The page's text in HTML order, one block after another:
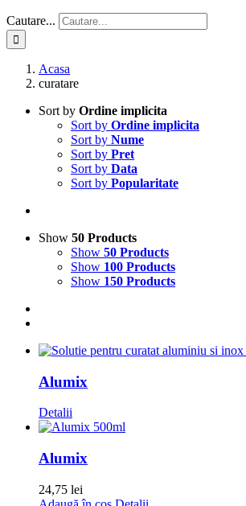
Cautare...
Acasa
curatare
Sort by Ordine implicita
Sort by Ordine implicita
Sort by Nume
Sort by Pret
Sort by Data
Sort by Popularitate
Show 50 Products
Show 50 Products
Show 100 Products
Show 150 Products
Alumix
Detalii
Alumix
24,75 lei